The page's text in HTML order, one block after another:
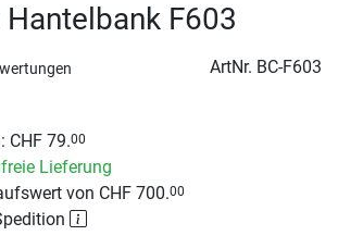
F603
ArtNr. BC-F603
CHF 79.00
Lieferung
von CHF 700.00